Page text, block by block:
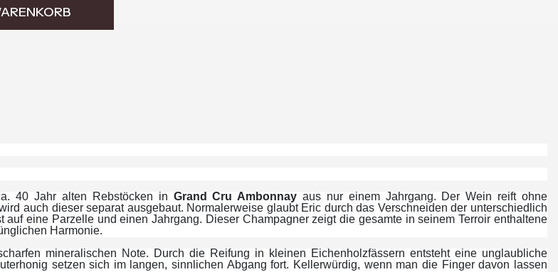
40 Jahr alten Rebstöcken in Grand Cru Ambonnay aus nur einem Jahrgang. Der Wein reift ohne
auch dieser separat ausgebaut. Normalerweise glaubt Eric durch das Verschneiden der unterschiedlich
eine Parzelle und einen Jahrgang. Dieser Champagner zeigt die gesamte in seinem Terroir enthaltene
Harmonie.
mineralischen Note. Durch die Reifung in kleinen Eichenholzfässern entsteht eine unglaubliche
setzen sich im langen, sinnlichen Abgang fort. Kellerwürdig, wenn man die Finger davon lassen